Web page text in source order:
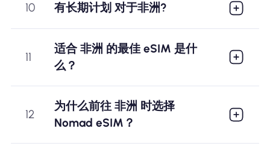
10 有长期计划 对于非洲?
11
适合 非洲 的最佳 eSIM 是什
么？
12
为什么前往 非洲 时选择
Nomad eSIM？